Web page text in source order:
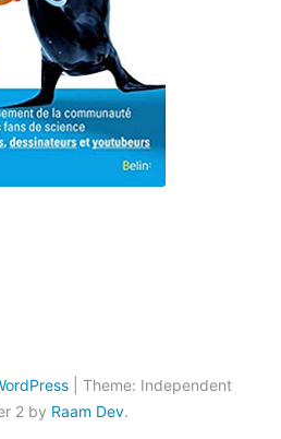
Theme: Independent
2 by Raam Dev.